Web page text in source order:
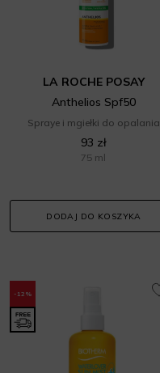
LA ROCHE POSAY
Anthelios Spf50
Spraye i mgiełki do opalania
93 zł
75 ml
DODAJ DO KOSZYKA
-12%